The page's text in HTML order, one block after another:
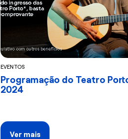
EVENTOS
Programação do Teatro
2024
Ver mais